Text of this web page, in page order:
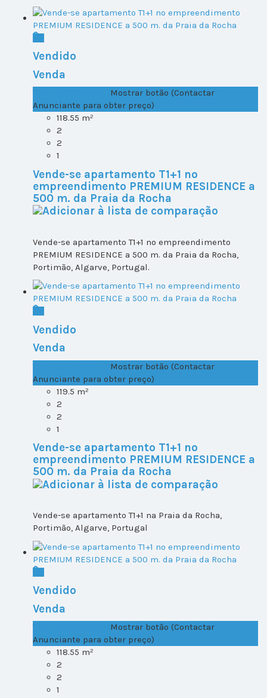
Vendido
Venda
Mostrar botão (Contactar
Anunciante para obter preço)
118.55 m²
2
2
1
Vende-se apartamento T1+1 no
empreendimento PREMIUM RESIDENCE a
500 m. da Praia da Rocha
Vende-se apartamento T1+1 no empreendimento
PREMIUM RESIDENCE a 500 m. da Praia da Rocha,
Portimão, Algarve, Portugal.
Vendido
Venda
Mostrar botão (Contactar
Anunciante para obter preço)
119.5 m²
2
2
1
Vende-se apartamento T1+1 no
empreendimento PREMIUM RESIDENCE a
500 m. da Praia da Rocha
Vende-se apartamento T1+1 na Praia da Rocha,
Portimão, Algarve, Portugal
Vendido
Venda
Mostrar botão (Contactar
Anunciante para obter preço)
118.55 m²
2
2
1